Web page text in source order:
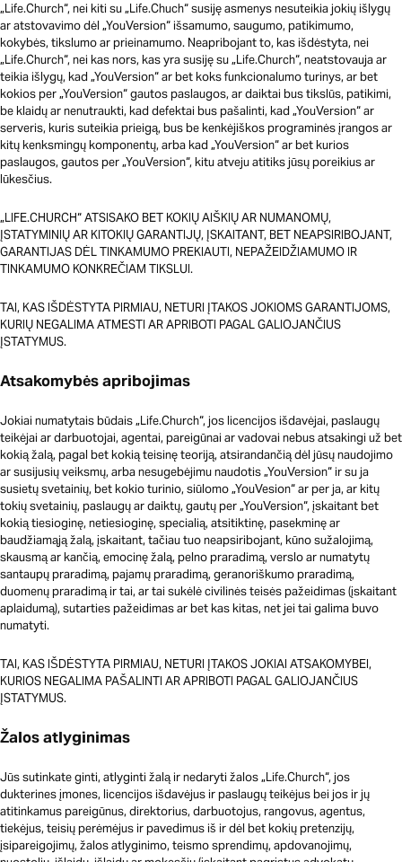
„Life.Church“, nei kiti su „Life.Chuch“ susiję asmenys nesuteikia jokių išlygų
ar atstovavimo dėl „YouVersion“ išsamumo, saugumo, patikimumo,
kokybės, tikslumo ar prieinamumo. Neapribojant to, kas išdėstyta, nei
„Life.Church“, nei kas nors, kas yra susiję su „Life.Church“, neatstovauja ar
teikia išlygų, kad „YouVersion“ ar bet koks funkcionalumo turinys, ar bet
kokios per „YouVersion“ gautos paslaugos, ar daiktai bus tikslūs, patikimi,
be klaidų ar nenutraukti, kad defektai bus pašalinti, kad „YouVersion“ ar
serveris, kuris suteikia prieigą, bus be kenkėjiškos programinės įrangos ar
kitų kenksmingų komponentų, arba kad „YouVersion“ ar bet kurios
paslaugos, gautos per „YouVersion“, kitu atveju atitiks jūsų poreikius ar
lūkesčius.
„LIFE.CHURCH“ ATSISAKO BET KOKIŲ AIŠKIŲ AR NUMANOMŲ,
ĮSTATYMINIŲ AR KITOKIŲ GARANTIJŲ, ĮSKAITANT, BET NEAPSIRIBOJANT,
GARANTIJAS DĖL TINKAMUMO PREKIAUTI, NEPAŽEIDŽIAMUMO IR
TINKAMUMO KONKREČIAM TIKSLUI.
TAI, KAS IŠDĖSTYTA PIRMIAU, NETURI ĮTAKOS JOKIOMS GARANTIJOMS,
KURIŲ NEGALIMA ATMESTI AR APRIBOTI PAGAL GALIOJANČIUS
ĮSTATYMUS.
Atsakomybės apribojimas
Jokiai numatytais būdais „Life.Church“, jos licencijos išdavėjai, paslaugų
teikėjai ar darbuotojai, agentai, pareigūnai ar vadovai nebus atsakingi už bet
kokią žalą, pagal bet kokią teisinę teoriją, atsirandančią dėl jūsų naudojimo
ar susijusių veiksmų, arba nesugebėjimu naudotis „YouVersion“ ir su ja
susietų svetainių, bet kokio turinio, siūlomo „YouVesion“ ar per ja, ar kitų
tokių svetainių, paslaugų ar daiktų, gautų per „YouVersion“, įskaitant bet
kokią tiesioginę, netiesioginę, specialią, atsitiktinę, pasekminę ar
baudžiamąją žalą, įskaitant, tačiau tuo neapsiribojant, kūno sužalojimą,
skausmą ar kančią, emocinę žalą, pelno praradimą, verslo ar numatytų
santaupų praradimą, pajamų praradimą, geranoriškumo praradimą,
duomenų praradimą ir tai, ar tai sukėlė civilinės teisės pažeidimas (įskaitant
aplaidumą), sutarties pažeidimas ar bet kas kitas, net jei tai galima buvo
numatyti.
TAI, KAS IŠDĖSTYTA PIRMIAU, NETURI ĮTAKOS JOKIAI ATSAKOMYBEI,
KURIOS NEGALIMA PAŠALINTI AR APRIBOTI PAGAL GALIOJANČIUS
ĮSTATYMUS.
Žalos atlyginimas
Jūs sutinkate ginti, atlyginti žalą ir nedaryti žalos „Life.Church“, jos
dukterines įmones, licencijos išdavėjus ir paslaugų teikėjus bei jos ir jų
atitinkamus pareigūnus, direktorius, darbuotojus, rangovus, agentus,
tiekėjus, teisių perėmėjus ir pavedimus iš ir dėl bet kokių pretenzijų,
įsipareigojimų, žalos atlyginimo, teismo sprendimų, apdovanojimų,